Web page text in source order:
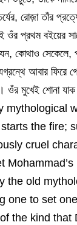
রোজ়া তাঁর
প্রথম বইয়ের
কোথাও সেকেলে,
আবার ফিরে
ওঁর মুখেই শোনা
mythological
the fire;
cruel
the old
one to set
the kind that